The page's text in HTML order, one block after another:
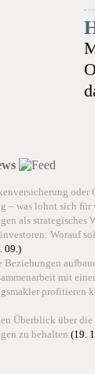
oder
– was lohnt sich für
als strategisches
Worauf
09.)
Beziehungen
mit
profitieren
Überblick über die
zu behalten (19.